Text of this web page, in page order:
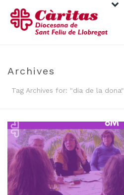
Archives
Tag Archives for: "dia de la dona"